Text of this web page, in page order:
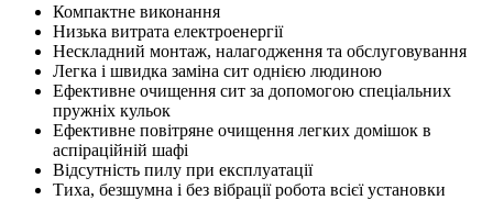
Компактне виконання
Низька витрата електроенергії
Нескладний монтаж, налагодження та обслуговування
Легка і швидка заміна сит однією людиною
Ефективне очищення сит за допомогою спеціальних
пружніх кульок
Ефективне повітряне очищення легких домішок в
аспіраційній шафі
Відсутність пилу при експлуатації
Тиха, безшумна і без вібрації робота всієї установки